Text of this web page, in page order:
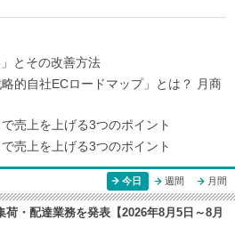
とその改善方法
的自社ECロードマップ」とは？ 月商
売上を上げる3つのポイント
売上を上げる3つのポイント
今日 週間 月間
・配達業務を発表【2026年8月5日～8月